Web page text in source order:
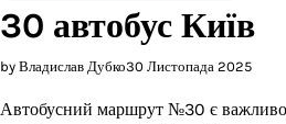
30 автобус Київ
by Владислав Дубко30 Листопада 2025
Автобусний маршрут №30 є